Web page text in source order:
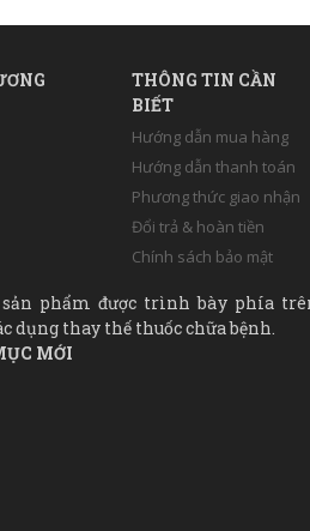
THÔNG TIN CẦN
BIẾT
Hướng dẫn mua hàng
Hướng dẫn thanh toán
Phương thức giao nhận
Đổi trả & hoàn tiền
Chính sách bảo mật
sản phẩm được trình bày phía
dụng thay thế thuốc chữa bệnh.
MỚI